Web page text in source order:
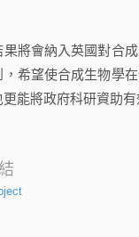
果將會納入英國對合
，希望使合成生物學
能將政府科研資助